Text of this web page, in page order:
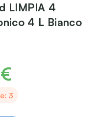
LIMPIA 4
4 L Bianco
3